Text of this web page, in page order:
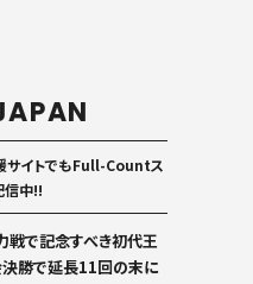
サイトでもFull-Countス
信中!!
戦で記念すべき初代王
勝で延長11回の末に